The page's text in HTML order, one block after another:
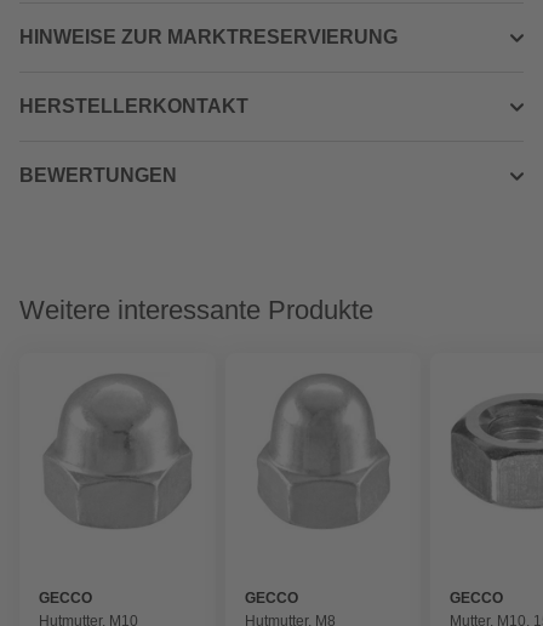
HINWEISE ZUR MARKTRESERVIERUNG
HERSTELLERKONTAKT
BEWERTUNGEN
Weitere interessante Produkte
GECCO
Hutmutter, M10
GECCO
Hutmutter, M8
GECCO
Mutter, M10,